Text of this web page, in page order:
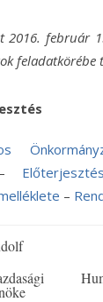
2016. február
feladatkörébe
–